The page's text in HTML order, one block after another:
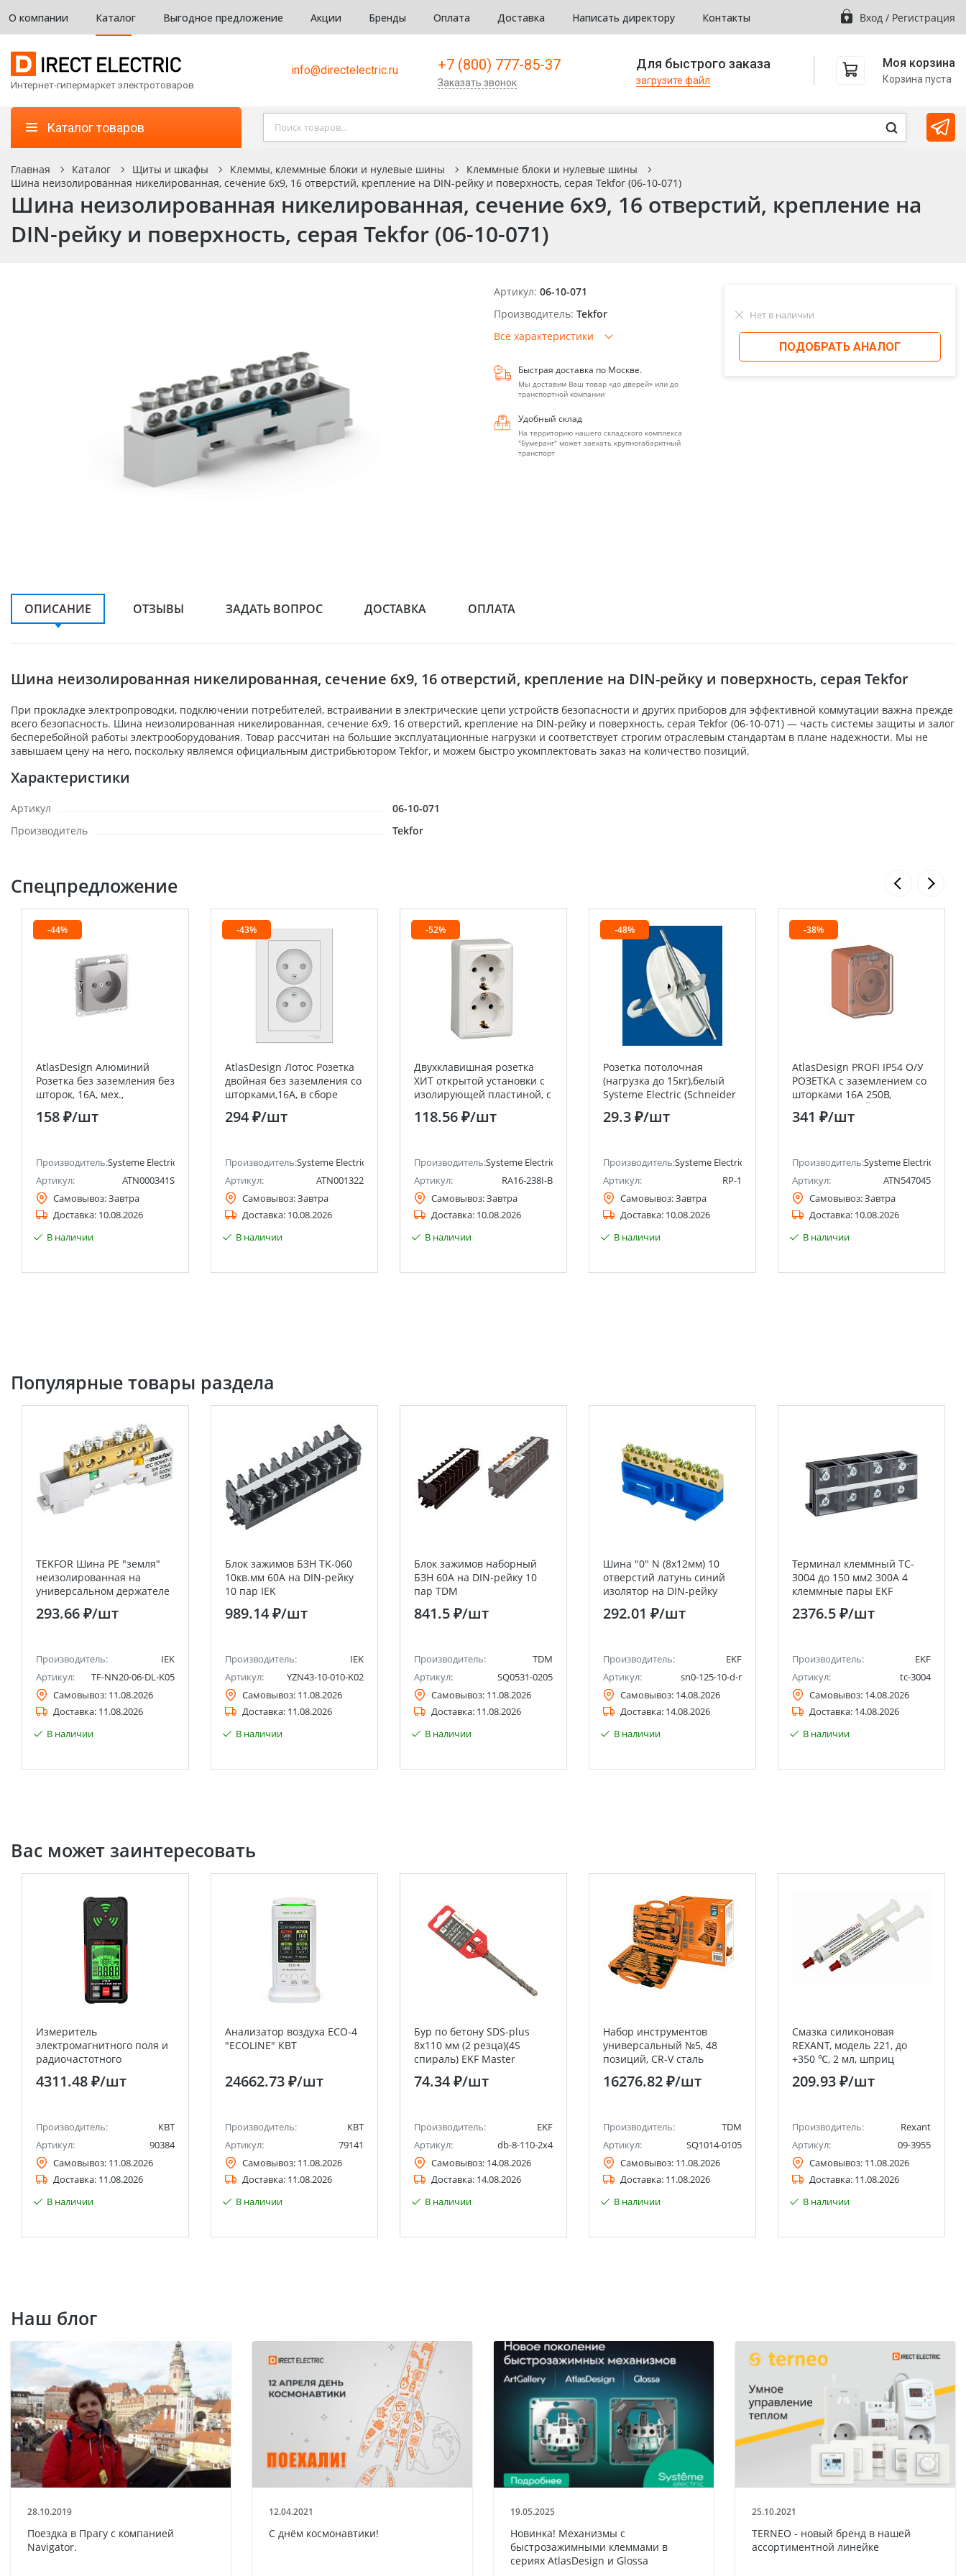
О компании Каталог Выгодное предложение Акции Бренды Оплата Доставка Написать директору Контакты Вход / Регистрация
Интернет-гипермаркет электротоваров
info@directelectric.ru +7 (800) 777-85-37
Заказать звонок
Для быстрого заказа
загрузите файл
Моя корзина
Корзина пуста
Каталог товаров
Главная Каталог Щиты и шкафы Клеммы, клеммные блоки и нулевые шины
Клеммные блоки и нулевые шины
Шина неизолированная никелированная, сечение 6х9, 16 отверстий, крепление на DIN-рейку и поверхность, серая Tekfor (06-10-071)
Шина неизолированная никелированная, сечение 6х9, 16 отверстий, крепление на
DIN-рейку и поверхность, серая Tekfor (06-10-071)
Артикул: 06-10-071
Производитель: Tekfor
Все характеристики
Быстрая доставка по Москве.
Мы доставим Ваш товар «до дверей» или до
транспортной компании
Удобный склад
На территорию нашего складского комплекса
"Бумеранг" может заехать крупногабаритный
транспорт
Нет в наличии
ПОДОБРАТЬ АНАЛОГ
ОПИСАНИЕ ОТЗЫВЫ ЗАДАТЬ ВОПРОС ДОСТАВКА ОПЛАТА
Шина неизолированная никелированная, сечение 6х9, 16 отверстий, крепление на DIN-рейку и поверхность, серая Tekfor
При прокладке электропроводки, подключении потребителей, встраивании в электрические цепи устройств безопасности и других приборов для эффективной коммутации важна прежде
всего безопасность. Шина неизолированная никелированная, сечение 6х9, 16 отверстий, крепление на DIN-рейку и поверхность, серая Tekfor (06-10-071) — часть системы защиты и залог
бесперебойной работы электрооборудования. Товар рассчитан на большие эксплуатационные нагрузки и соответствует строгим отраслевым стандартам в плане надежности. Мы не
завышаем цену на него, поскольку являемся официальным дистрибьютором Tekfor, и можем быстро укомплектовать заказ на количество позиций.
Характеристики
Артикул
06-10-071
Производитель
Tekfor
Спецпредложение
Schneider Electric)
-44%
AtlasDesign Алюминий
Розетка без заземления без
шторок, 16А, мех.,
быстрозажим. клемм
158 ₽/шт
Производитель:Systeme Electric (ранее Schneider Electric)
Артикул:
ATN000341S
Самовывоз:Завтра
Доставка: 10.08.2026
В наличии
-43%
AtlasDesign Лотос Розетка
двойная без заземления со
шторками,16А, в сборе
Systeme Electric (Schneider
Electric)
294 ₽/шт
Производитель:Systeme Electric (ранее Schneider Electric)
Артикул:
ATN001322
Самовывоз:Завтра
Доставка: 10.08.2026
В наличии
-52%
Двухклавишная розетка
ХИТ открытой установки с
изолирующей пластиной, с
заземлением, белая, 16А,
Schneider Electric RA16-
118.56 ₽/шт
Производитель:Systeme Electric (ранее Schneider Electric)
Артикул:
RA16-238I-B
Самовывоз:Завтра
Доставка: 10.08.2026
В наличии
-48%
Розетка потолочная
(нагрузка до 15кг),белый
Systeme Electric (Schneider
Electric)
29.3 ₽/шт
Производитель:Systeme Electric (ранее Schneider Electric)
Артикул:
RP-1
Самовывоз:Завтра
Доставка: 10.08.2026
В наличии
-38%
AtlasDesign PROFI IP54 О/У
РОЗЕТКА с заземлением со
шторками 16А 250В,
ТЕРРАКОТОВЫЙ Systeme
Electric (Schneider Electric)
341 ₽/шт
Производитель:Systeme Electric
Артикул:
ATN547045
Самовывоз:Завтра
Доставка: 10.08.2026
В наличии
Популярные товары раздела
TEKFOR Шина PE "земля"
неизолированная на
универсальном держателе
8х12-6-Ж IEK
293.66 ₽/шт
Производитель:
IEK
Артикул:
TF-NN20-06-DL-K05
Самовывоз: 11.08.2026
Доставка: 11.08.2026
В наличии
Блок зажимов БЗН TK-060
10кв.мм 60А на DIN-рейку
10 пар IEK
989.14 ₽/шт
Производитель:
IEK
Артикул:
YZN43-10-010-K02
Самовывоз: 11.08.2026
Доставка: 11.08.2026
В наличии
Блок зажимов наборный
БЗН 60А на DIN-рейку 10
пар TDM
841.5 ₽/шт
Производитель:
TDM
Артикул:
SQ0531-0205
Самовывоз: 11.08.2026
Доставка: 11.08.2026
В наличии
Шина "0" N (8х12мм) 10
отверстий латунь синий
изолятор на DIN-рейку
розничный стикер EKF
PROxima
292.01 ₽/шт
Производитель:
EKF
Артикул:
sn0-125-10-d-r
Самовывоз: 14.08.2026
Доставка: 14.08.2026
В наличии
Терминал клеммный TC-
3004 до 150 мм2 300A 4
клеммные пары EKF
2376.5 ₽/шт
Производитель:
EKF
Артикул:
tc-3004
Самовывоз: 14.08.2026
Доставка: 14.08.2026
В наличии
Вас может заинтересовать
Измеритель
электромагнитного поля и
радиочастотного
излучения КТ 627 серия
ECOLINE
4311.48 ₽/шт
Производитель:
КВТ
Артикул:
90384
Самовывоз: 11.08.2026
Доставка: 11.08.2026
В наличии
Анализатор воздуха ECO-4
"ECOLINE" КВТ
24662.73 ₽/шт
Производитель:
КВТ
Артикул:
79141
Самовывоз: 11.08.2026
Доставка: 11.08.2026
В наличии
Бур по бетону SDS-plus
8х110 мм (2 резца)(4S
спираль) EKF Master
74.34 ₽/шт
Производитель:
EKF
Артикул:
db-8-110-2x4
Самовывоз: 14.08.2026
Доставка: 14.08.2026
В наличии
Набор инструментов
универсальный №5, 48
позиций, CR-V сталь
16276.82 ₽/шт
Производитель:
TDM
Артикул:
SQ1014-0105
Самовывоз: 11.08.2026
Доставка: 11.08.2026
В наличии
Смазка силиконовая
REXANT, модель 221, до
+350 ℃, 2 мл, шприц
209.93 ₽/шт
Производитель:
Rexant
Артикул:
09-3955
Самовывоз: 11.08.2026
Доставка: 11.08.2026
В наличии
Наш блог
28.10.2019
Поездка в Прагу с компанией
Navigator.
12.04.2021
С днём космонавтики!
19.05.2025
Новинка! Механизмы с
быстрозажимными клеммами в
сериях AtlasDesign и Glossa
25.10.2021
TERNEO - новый бренд в нашей
ассортиментной линейке